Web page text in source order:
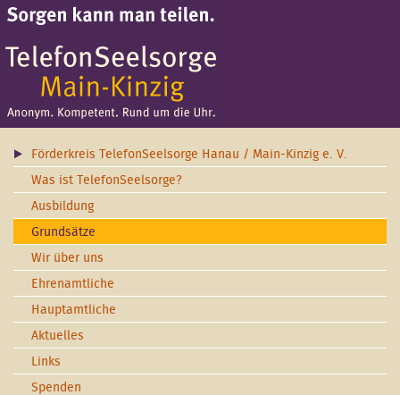
Förderkreis TelefonSeelsorge Hanau / Main-Kinzig e. V.
Was ist TelefonSeelsorge?
Ausbildung
Grundsätze
Wir über uns
Ehrenamtliche
Hauptamtliche
Aktuelles
Links
Spenden